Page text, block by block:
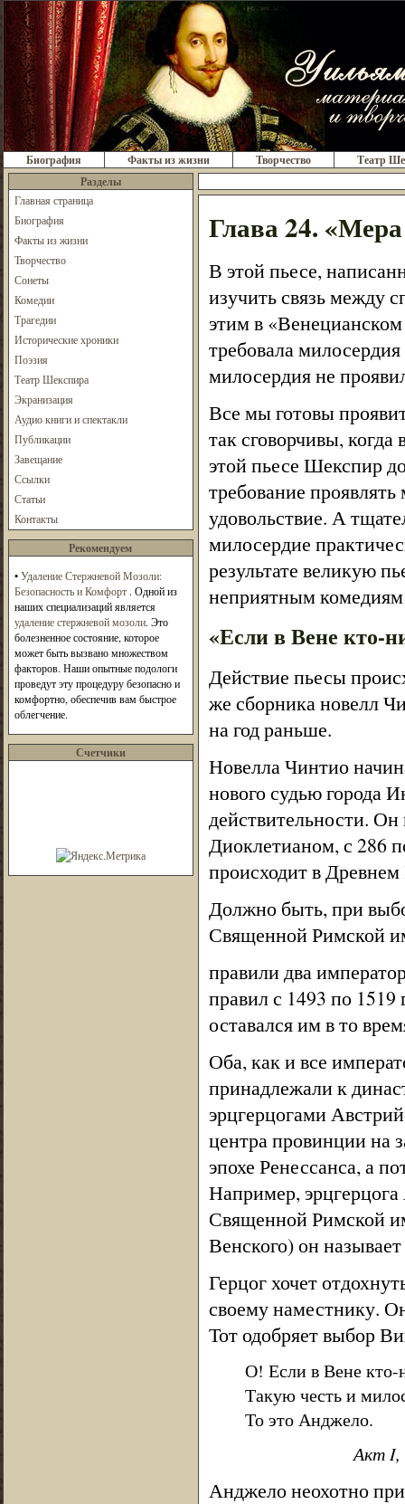
Биография Факты из жизни Творчество
Театр
Разделы
Главная страница
Биография
Факты из жизни
Творчество
Сонеты
Комедии
Трагедии
Исторические хроники
Поэзия
Театр Шекспира
Экранизация
Аудио книги и спектакли
Публикации
Завещание
Ссылки
Статьи
Контакты
Рекомендуем
•Удаление Стержневой Мозоли:
Безопасность и Комфорт. Одной из
наших специализаций является
удаление стержневой мозоли. Это
болезненное состояние, которое
может быть вызвано множеством
факторов. Наши опытные подологи
проведут эту процедуру безопасно и
комфортно, обеспечив вам быстрое
облегчение.
Счетчики
Глава 24.
В этой пьесе,
изучить связь между
этим в «Венецианском
требовала
милосердия не
Все мы готовы
так сговорчивы,
этой пьесе Шекспир
требование
удовольствие. А
милосердие
результате великую
неприятным
«Если в Вене кто-
Действие пьесы
же сборника новелл
на год раньше.
Новелла Чинтио
нового судью города
действительности.
Диоклетианом, с 286
происходит в
Должно быть, при
Священной Римской
правили два
правил с 1493 по
оставался им в то
Оба, как и все
принадлежали к
эрцгерцогами
центра провинции на
эпохе Ренессанса, а
Например,
Священной Римской
Венского) он
Герцог хочет
своему наместнику.
Тот одобряет выбор
О! Если в Вене кто-
Такую честь и
То это Анджело.
Акт I,
Анджело неохотно